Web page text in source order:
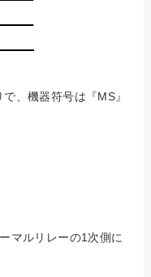
、機器符号は『MS』
マルリレーの1次側に